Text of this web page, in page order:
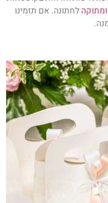
לחתונה. אם תזמינו